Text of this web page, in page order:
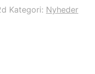
kr..
Kategori: Nyheder